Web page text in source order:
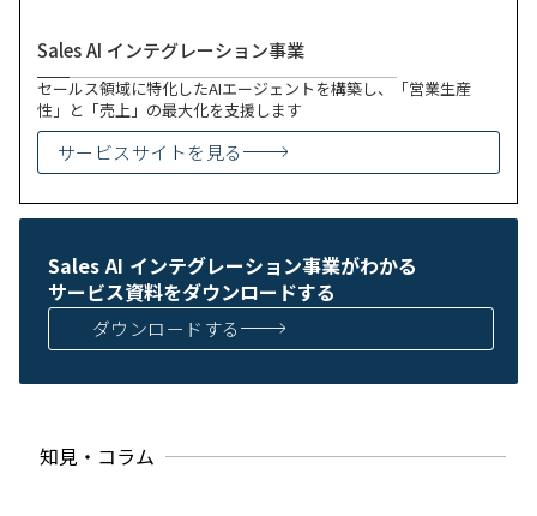
Sales AI インテグレーション事業
セールス領域に特化したAIエージェントを構築し、「営業生産
性」と「売上」の最大化を支援します
サービスサイトを見る
Sales AI インテグレーション事業がわかる
サービス資料をダウンロードする
ダウンロードする
知見・コラム